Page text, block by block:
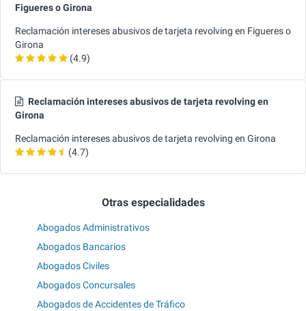
Figueres o Girona
Reclamación intereses abusivos de tarjeta revolving en Figueres o
Girona
(4.9)
Reclamación intereses abusivos de tarjeta revolving en
Girona
Reclamación intereses abusivos de tarjeta revolving en Girona
(4.7)
Otras especialidades
Abogados Administrativos
Abogados Bancarios
Abogados Civiles
Abogados Concursales
Abogados de Accidentes de Tráfico